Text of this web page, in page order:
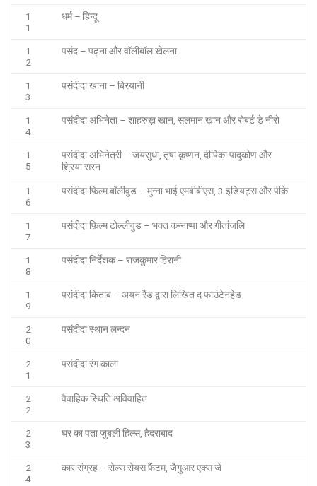
1
1
धर्म – हिन्दू
1
2
पसंद – पढ़ना और वॉलीबॉल खेलना
1
3
पसंदीदा खाना – बिरयानी
1
4
पसंदीदा अभिनेता – शाहरुख़ खान, सलमान खान और रोबर्ट डे नीरो
1
5
पसंदीदा अभिनेत्री – जयसुधा, तृषा कृष्णन, दीपिका पादुकोण और
श्रिया सरन
1
6
पसंदीदा फ़िल्म बॉलीवुड – मुन्ना भाई एमबीबीएस, 3 इडियट्स और पीके
1
7
पसंदीदा फ़िल्म टोल्लीवुड – भक्त कन्नाप्पा और गीतांजलि
1
8
पसंदीदा निर्देशक – राजकुमार हिरानी
1
9
पसंदीदा किताब – अयन रैंड द्वारा लिखित द फाउंटेनहेड
2
0
पसंदीदा स्थान लन्दन
2
1
पसंदीदा रंग काला
2
2
वैवाहिक स्थिति अविवाहित
2
3
घर का पता जुबली हिल्स, हैदराबाद
2
4
कार संग्रह – रोल्स रोयस फैंटम, जैगुआर एक्स जे